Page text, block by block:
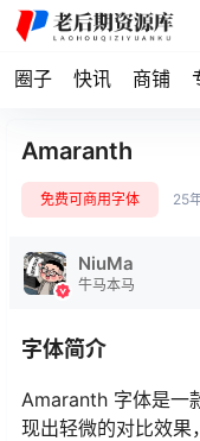
圈子 快讯 商铺
Amaranth
免费可商用字体 25
NiuMa
牛马本马
字体简介
Amaranth 字体是一
现出轻微的对比效果